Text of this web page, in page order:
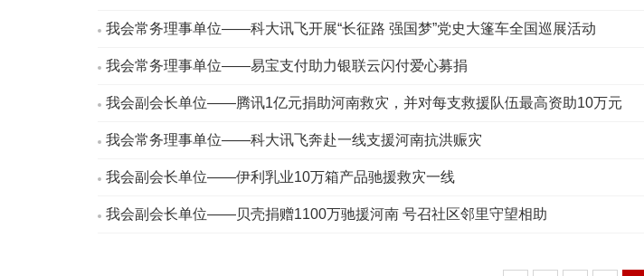
我会常务理事单位——科大讯飞开展“长征路 强国梦”党史大篷车全国巡展活动
我会常务理事单位——易宝支付助力银联云闪付爱心募捐
我会副会长单位——腾讯1亿元捐助河南救灾，并对每支救援队伍最高资助10万元
我会常务理事单位——科大讯飞奔赴一线支援河南抗洪赈灾
我会副会长单位——伊利乳业10万箱产品驰援救灾一线
我会副会长单位——贝壳捐赠1100万驰援河南 号召社区邻里守望相助